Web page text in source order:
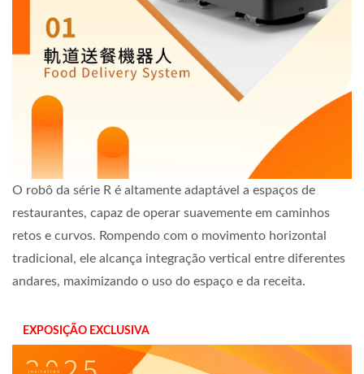
O robô da série R é altamente adaptável a espaços de
restaurantes, capaz de operar suavemente em caminhos
retos e curvos. Rompendo com o movimento horizontal
tradicional, ele alcança integração vertical entre diferentes
andares, maximizando o uso do espaço e da receita.
EXPOSIÇÃO EXCLUSIVA